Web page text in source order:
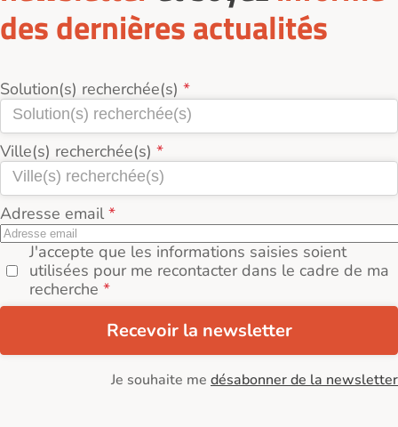
des dernières actualités
Solution(s) recherchée(s)
Ville(s) recherchée(s)
Adresse email
J'accepte que les informations saisies soient
utilisées pour me recontacter dans le cadre de ma
recherche
Recevoir la newsletter
Je souhaite me désabonner de la newsletter